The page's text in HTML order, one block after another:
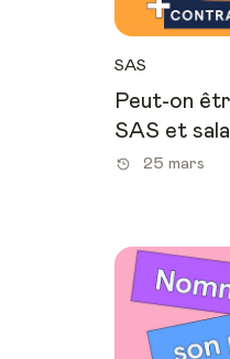
SAS
Peut-on
SAS et
25 mars